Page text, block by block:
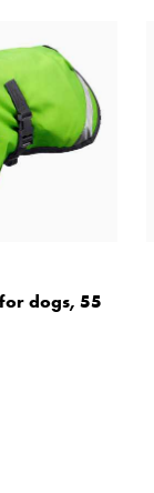
dogs, 55